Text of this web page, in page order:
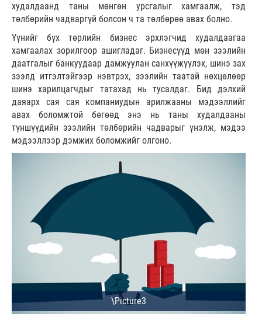
худалдаанд таны мөнгөн урсгалыг хамгаалж, тэд
төлбөрийн чадваргүй болсон ч та төлбөрөө авах болно.
Үүнийг бүх төрлийн бизнес эрхлэгчид худалдаагаа
хамгаалах зорилгоор ашигладаг. Бизнесүүд мөн зээлийн
даатгалыг банкуудаар дамжуулан санхүүжүүлэх, шинэ зах
зээлд итгэлтэйгээр нэвтрэх, зээлийн таатай нөхцөлөөр
шинэ харилцагчдыг татахад нь тусалдаг. Бид дэлхий
даяарх сая сая компаниудын арилжааны мэдээллийг
авах боломжтой бөгөөд энэ нь таны худалдааны
түншүүдийн зээлийн төлбөрийн чадварыг үнэлж, мэдээ
мэдээллээр дэмжих боломжийг олгоно.